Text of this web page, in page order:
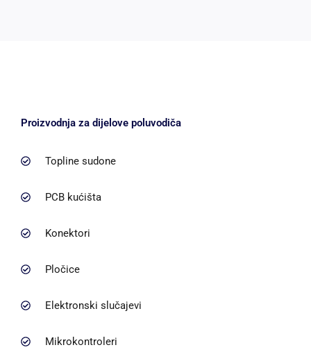
Proizvodnja za dijelove poluvodiča
Topline sudone
PCB kućišta
Konektori
Pločice
Elektronski slučajevi
Mikrokontroleri